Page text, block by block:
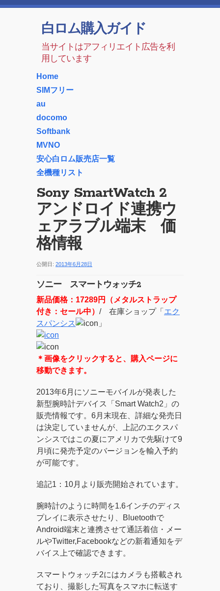
白ロム購入ガイド
当サイトはアフィリエイト広告を利
用しています
Home
SIMフリー
au
docomo
Softbank
MVNO
安心白ロム販売店一覧
全機種リスト
Sony SmartWatch 2
アンドロイド連携ウ
ェアラブル端末 価
格情報
公開日: 2013年6月28日
ソニー スマートウォッチ2
新品価格：17289円（メタルストラップ
付き：セール中） / 在庫ショップ「 エク
スパンシス
」
＊画像をクリックすると、購入ページに
移動できます。
2013年6月にソニーモバイルが発表した
新型腕時計デバイス「Smart Watch2」の
販売情報です。6月末現在、詳細な発売日
は決定していませんが、上記のエクスパ
ンシスではこの夏にアメリカで先駆けて9
月頃に発売予定のバージョンを輸入予約
が可能です。
追記1：10月より販売開始されています。
腕時計のように時間を1.6インチのディス
プレイに表示させたり、Bluetoothで
Android端末と連携させて通話着信・メー
ルやTwitter,Facebookなどの新着通知をデ
バイス上で確認できます。
スマートウォッチ2にはカメラも搭載され
ており、撮影した写真をスマホに転送す